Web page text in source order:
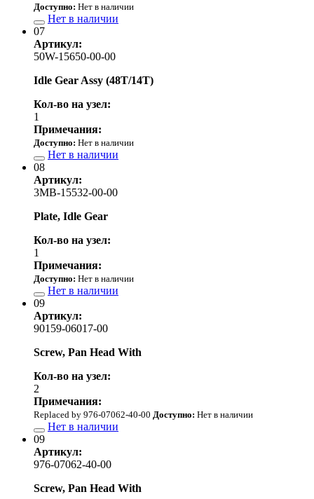
Доступно: Нет в наличии
Нет в наличии
07
Артикул:
50W-15650-00-00
Idle Gear Assy (48T/14T)
Кол-во на узел:
1
Примечания:
Доступно: Нет в наличии
Нет в наличии
08
Артикул:
3MB-15532-00-00
Plate, Idle Gear
Кол-во на узел:
1
Примечания:
Доступно: Нет в наличии
Нет в наличии
09
Артикул:
90159-06017-00
Screw, Pan Head With
Кол-во на узел:
2
Примечания:
Replaced by 976-07062-40-00 Доступно: Нет в наличии
Нет в наличии
09
Артикул:
976-07062-40-00
Screw, Pan Head With